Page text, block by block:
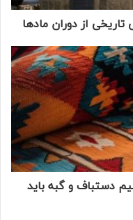
از دوران مادها
دستباف و گبه باید